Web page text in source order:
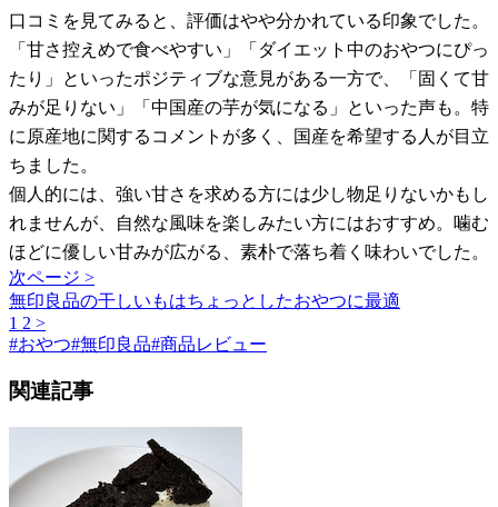
口コミを見てみると、評価はやや分かれている印象でした。
「甘さ控えめで食べやすい」「ダイエット中のおやつにぴっ
たり」といったポジティブな意見がある一方で、「固くて甘
みが足りない」「中国産の芋が気になる」といった声も。特
に原産地に関するコメントが多く、国産を希望する人が目立
ちました。
個人的には、強い甘さを求める方には少し物足りないかもし
れませんが、自然な風味を楽しみたい方にはおすすめ。噛む
ほどに優しい甘みが広がる、素朴で落ち着く味わいでした。
次ページ >
無印良品の干しいもはちょっとしたおやつに最適
1 2 >
#おやつ#無印良品#商品レビュー
関連記事